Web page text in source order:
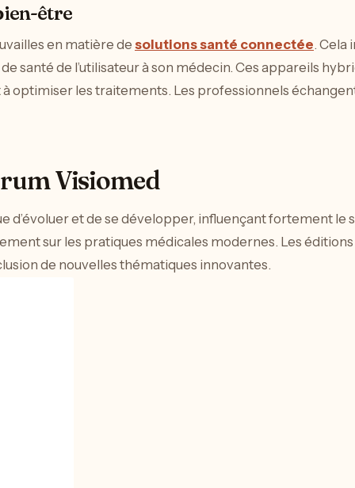
être
en matière de solutions santé connectée. Cela
santé de l’utilisateur à son médecin. Ces appareils
optimiser les traitements. Les professionnels
Visiomed
d’évoluer et de se développer, influençant fortement le
sur les pratiques médicales modernes. Les
de nouvelles thématiques innovantes.